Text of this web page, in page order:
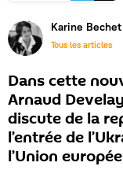
Karine Bechet
Tous les articles
Dans cette
Arnaud
discute de la
l’entrée de
l’Union